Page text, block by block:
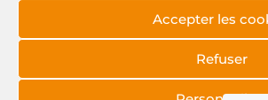
Accepter les
Refuser